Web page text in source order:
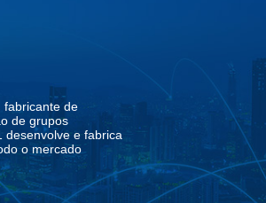
fabricante de
de grupos
desenvolve e fabrica
o mercado